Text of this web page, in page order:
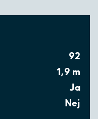
92
1,9 m
Ja
Nej